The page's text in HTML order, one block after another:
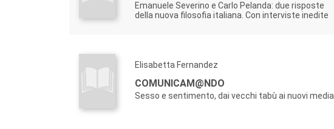
Emanuele Severino e Carlo Pelanda: due risposte
della nuova filosofia italiana. Con interviste inedite
Elisabetta Fernandez
COMUNICAM@NDO
Sesso e sentimento, dai vecchi tabù ai nuovi media